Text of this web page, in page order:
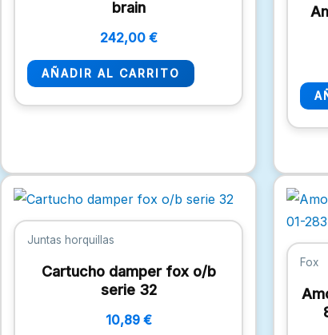
brain
242,00 €
AÑADIR AL CARRITO
Juntas horquillas
Cartucho damper fox o/b
serie 32
10,89 €
Fox